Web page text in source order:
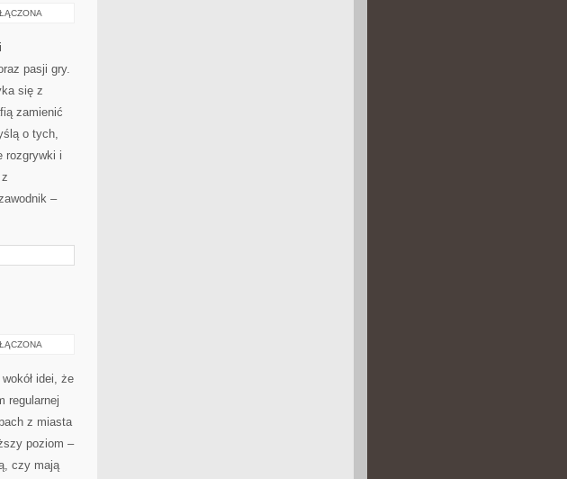
pasji gry.
się z
zamienić
o tych,
rozgrywki i
–
idei, że
regularnej
z miasta
poziom –
czy mają